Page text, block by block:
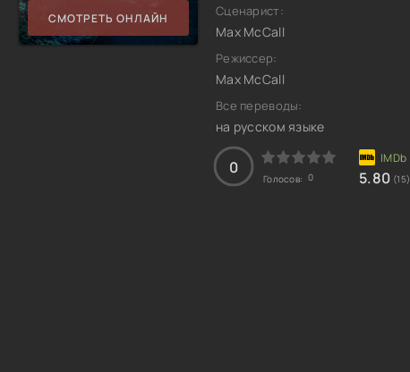
СМОТРЕТЬ ОНЛАЙН Сценарист:
Max McCall
Режиссер:
Max McCall
Все переводы:
на русском языке
0
Голосов: 0 5.80 (15)